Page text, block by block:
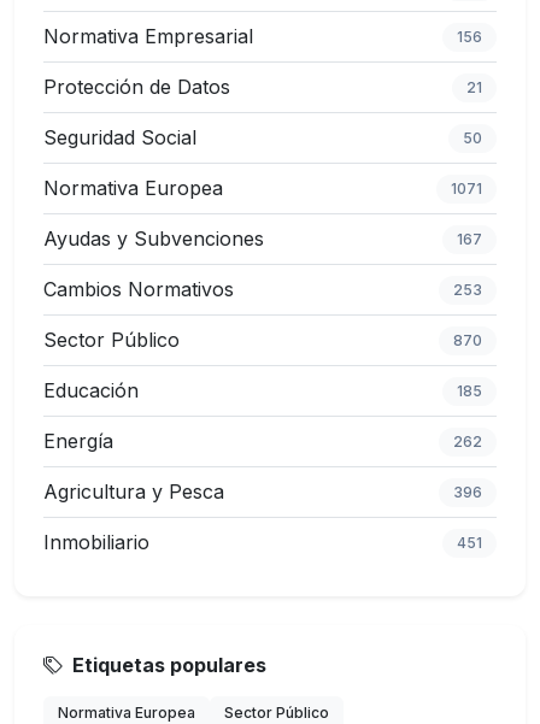
Normativa Empresarial 156
Protección de Datos 21
Seguridad Social 50
Normativa Europea 1071
Ayudas y Subvenciones 167
Cambios Normativos 253
Sector Público 870
Educación 185
Energía 262
Agricultura y Pesca 396
Inmobiliario 451
Etiquetas populares
Normativa Europea
Sector Público